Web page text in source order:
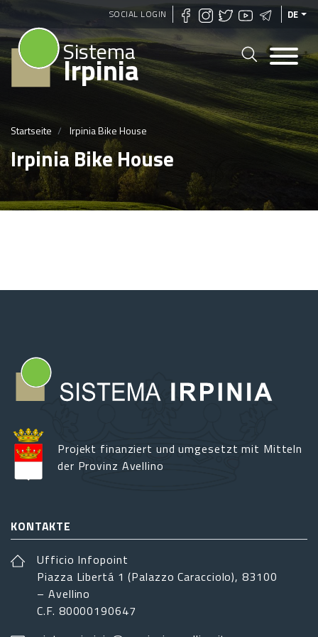
Direkt
zum
Inhalt
SOCIAL LOGIN DE
Sistema
Irpinia
Startseite Irpinia Bike House
Irpinia Bike House
Projekt finanziert und umgesetzt mit Mitteln
der Provinz Avellino
KONTAKTE
Ufficio Infopoint
Piazza Libertá 1 (Palazzo Caracciolo), 83100
– Avellino
C.F. 80000190647